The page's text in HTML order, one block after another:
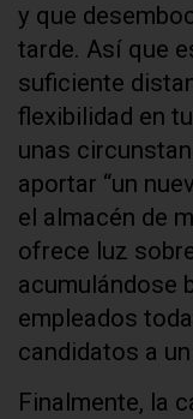
y que
tarde. Así que
suficiente
flexibilidad en
unas
aportar “un
el almacén de
ofrece luz
acumulándose
empleados
candidatos a
Finalmente, la